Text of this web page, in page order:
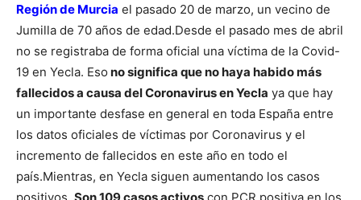
Región de Murcia el pasado 20 de marzo, un vecino de
Jumilla de 70 años de edad.Desde el pasado mes de abril
no se registraba de forma oficial una víctima de la Covid-
19 en Yecla. Eso no significa que no haya habido más
fallecidos a causa del Coronavirus en Yecla ya que hay
un importante desfase en general en toda España entre
los datos oficiales de víctimas por Coronavirus y el
incremento de fallecidos en este año en todo el
país.Mientras, en Yecla siguen aumentando los casos